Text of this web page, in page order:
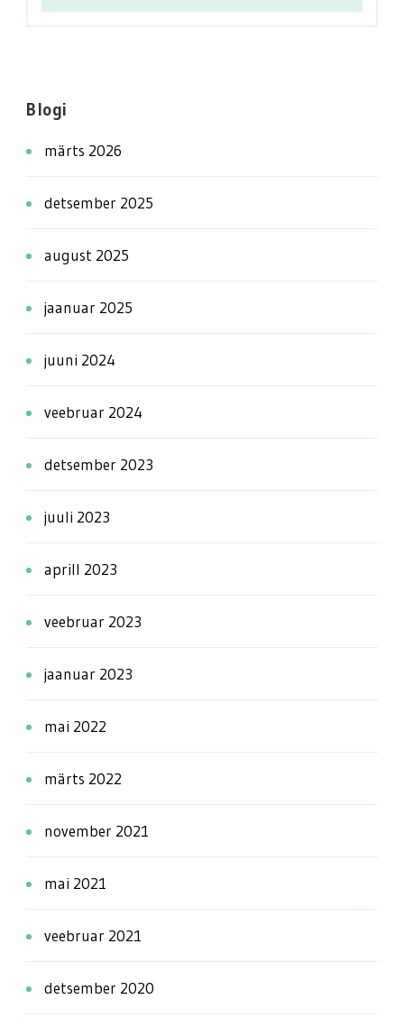
Blogi
märts 2026
detsember 2025
august 2025
jaanuar 2025
juuni 2024
veebruar 2024
detsember 2023
juuli 2023
aprill 2023
veebruar 2023
jaanuar 2023
mai 2022
märts 2022
november 2021
mai 2021
veebruar 2021
detsember 2020